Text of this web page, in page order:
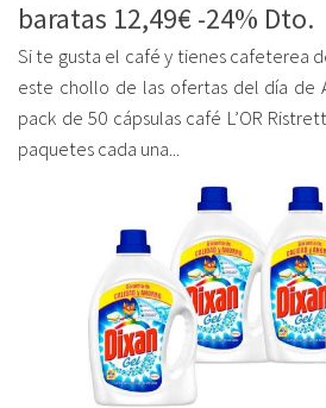
baratas 12,49€ -24% Dto.
Si te gusta el café y tienes cafeterea
este chollo de las ofertas del día de
pack de 50 cápsulas café L’OR
paquetes cada una...